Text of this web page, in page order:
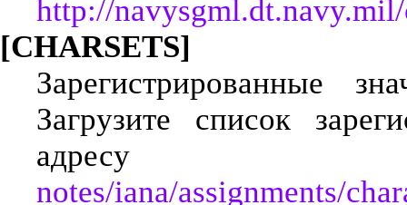
http://
[CHARSETS]
Зарегистрированные
Загрузите список
notes/iana/assignments/